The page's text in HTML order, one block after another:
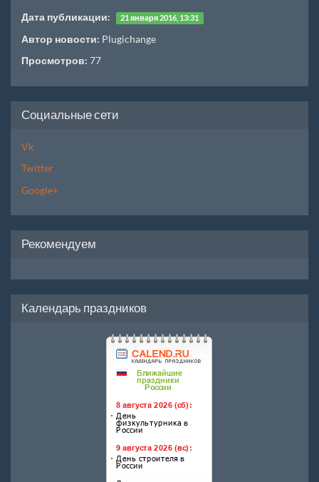
Дата публикации: 21 января 2016, 13:31
Автор новости: Plugichange
Просмотров: 77
Социальные сети
Vk
Twitter
Google+
Рекомендуем
Календарь праздников